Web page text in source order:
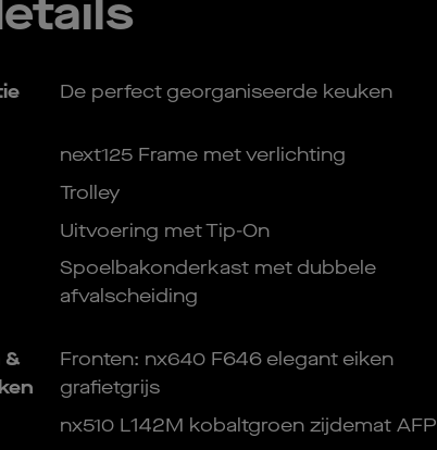
De perfect georganiseerde keuken
next125 Frame met verlichting
Trolley
Uitvoering met Tip-On
Spoelbakonderkast met dubbele
afvalscheiding
&
Fronten: nx640 F646 elegant eiken
grafietgrijs
nx510 L142M kobaltgroen zijdemat AFP